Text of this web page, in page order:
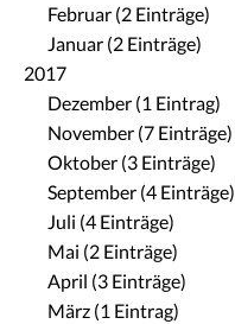
Februar (2 Einträge)
Januar (2 Einträge)
2017
Dezember (1 Eintrag)
November (7 Einträge)
Oktober (3 Einträge)
September (4 Einträge)
Juli (4 Einträge)
Mai (2 Einträge)
April (3 Einträge)
März (1 Eintrag)